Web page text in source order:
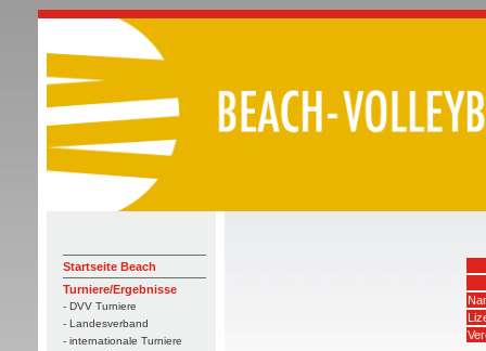
Startseite Beach
Turniere/Ergebnisse
- DVV Turniere
- Landesverband
- internationale Turniere